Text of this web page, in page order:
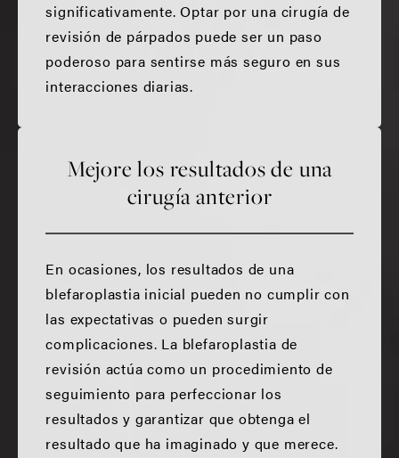
significativamente. Optar por una cirugía de
revisión de párpados puede ser un paso
poderoso para sentirse más seguro en sus
interacciones diarias.
Mejore los resultados de una
cirugía anterior
En ocasiones, los resultados de una
blefaroplastia inicial pueden no cumplir con
las expectativas o pueden surgir
complicaciones. La blefaroplastia de
revisión actúa como un procedimiento de
seguimiento para perfeccionar los
resultados y garantizar que obtenga el
resultado que ha imaginado y que merece.